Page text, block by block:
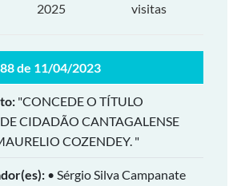
2025
visitas
de 11/04/2023
"CONCEDE O TÍTULO
CIDADÃO CANTAGALENSE
COZENDEY. "
• Sérgio Silva Campanate